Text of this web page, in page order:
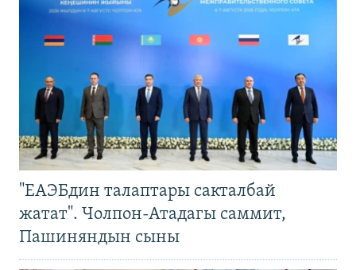
"ЕАЭБдин талаптары сакталбай
жатат". Чолпон-Атадагы саммит,
Пашиняндын сыны